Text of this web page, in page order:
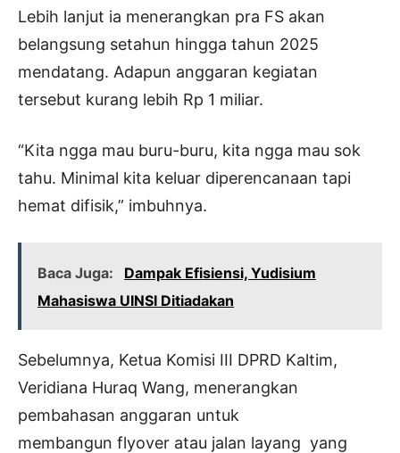
Lebih lanjut ia menerangkan pra FS akan
belangsung setahun hingga tahun 2025
mendatang. Adapun anggaran kegiatan
tersebut kurang lebih Rp 1 miliar.
“Kita ngga mau buru-buru, kita ngga mau sok
tahu. Minimal kita keluar diperencanaan tapi
hemat difisik,” imbuhnya.
Baca Juga:
Dampak Efisiensi, Yudisium
Mahasiswa UINSI Ditiadakan
Sebelumnya, Ketua Komisi III DPRD Kaltim,
Veridiana Huraq Wang, menerangkan
pembahasan anggaran untuk
membangun flyover atau jalan layang yang